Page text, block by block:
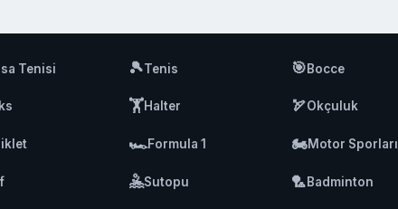
Tenisi 🎾Tenis 🎯Bocce
🏋️Halter 🏹Okçuluk
🏎️Formula 1 🏍️Motor Sporları
🤽Sutopu 🏸Badminton